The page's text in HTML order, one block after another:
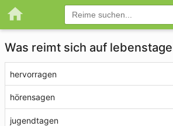
Was reimt sich auf
hervorragen
hörensagen
jugendtagen